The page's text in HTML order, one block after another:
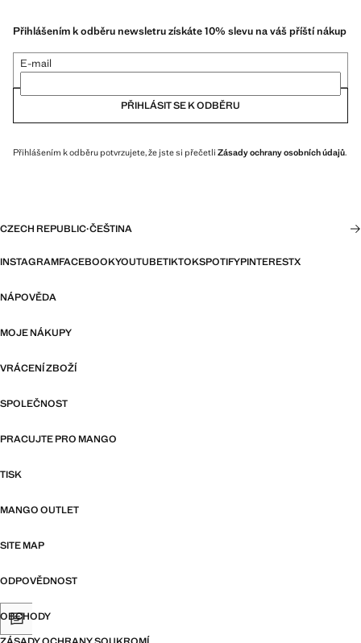
Přihlášením k odběru newsletru získáte 10% slevu na váš příští nákup
E-mail
PŘIHLÁSIT SE K ODBĚRU
Přihlášením k odběru potvrzujete, že jste si přečetli Zásady ochrany osobních údajů.
CZECH REPUBLIC·ČEŠTINA
INSTAGRAMFACEBOOKYOUTUBETIKTOKSPOTIFYPINTERESTX
NÁPOVĚDA
MOJE NÁKUPY
VRÁCENÍ ZBOŽÍ
SPOLEČNOST
PRACUJTE PRO MANGO
TISK
MANGO OUTLET
SITE MAP
ODPOVĚDNOST
OBCHODY